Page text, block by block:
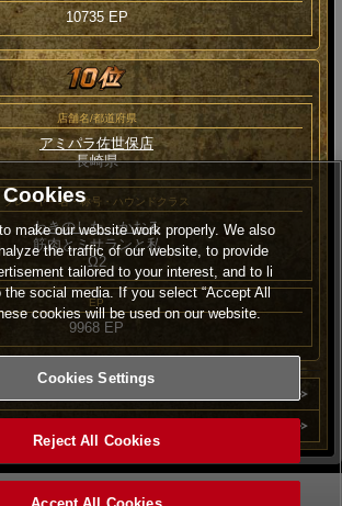
10735 EP
店舗名/都道府県
アミパラ佐世保店
長崎県
プレーヤー名・称号・ハウンドクラス
わきのした かおる
筋肉とミサランと私
Ω2
EP
9968 EP
make our website work properly. We also
the traffic of our website, to provide
tailored to your interest, and to li
the social media. If you select “Accept All
cookies will be used on our website.
Cookies Settings
Reject All Cookies